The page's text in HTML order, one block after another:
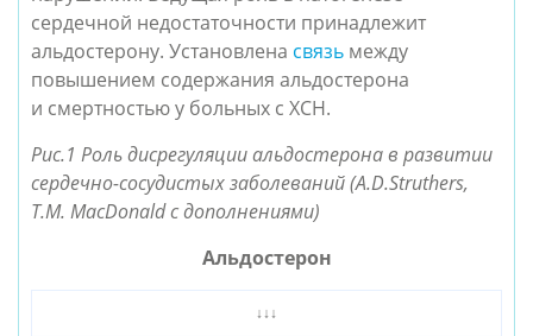
сердечной недостаточности принадлежит
альдостерону. Установлена связь между
повышением содержания альдостерона
и смертностью у больных с ХСН.
Рис.1 Роль дисрегуляции альдостерона в развитии
сердечно-сосудистых заболеваний (A.D.Struthers,
T.M. MacDonald с дополнениями)
Альдостерон
↓↓↓